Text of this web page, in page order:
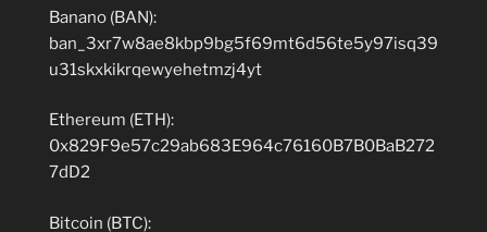
Banano (BAN):
ban_3xr7w8ae8kbp9bg5f69mt6d56te5y97isq39
u31skxkikrqewyehetmzj4yt
Ethereum (ETH):
0x829F9e57c29ab683E964c76160B7B0BaB272
7dD2
Bitcoin (BTC):